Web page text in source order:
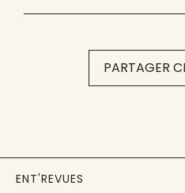
PARTAGER
ENT'REVUES